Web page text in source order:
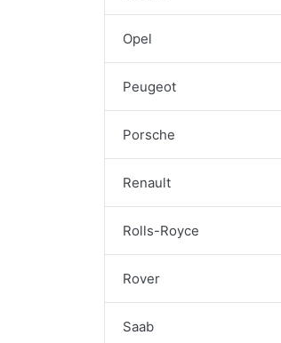
Opel
Peugeot
Porsche
Renault
Rolls-Royce
Rover
Saab